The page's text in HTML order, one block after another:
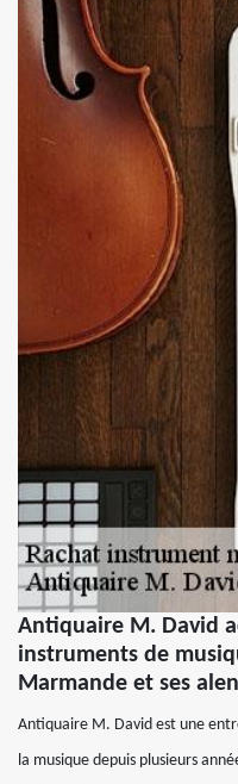
Antiquaire M. David
instruments de
Marmande et ses
Antiquaire M. David est une
la musique depuis plusieurs